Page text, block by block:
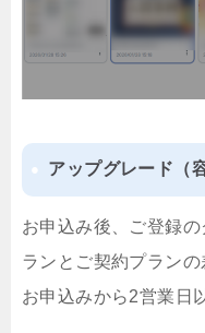
アップグレード（
お申込み後、ご登録
ランとご契約プランの
お申込みから2営業日